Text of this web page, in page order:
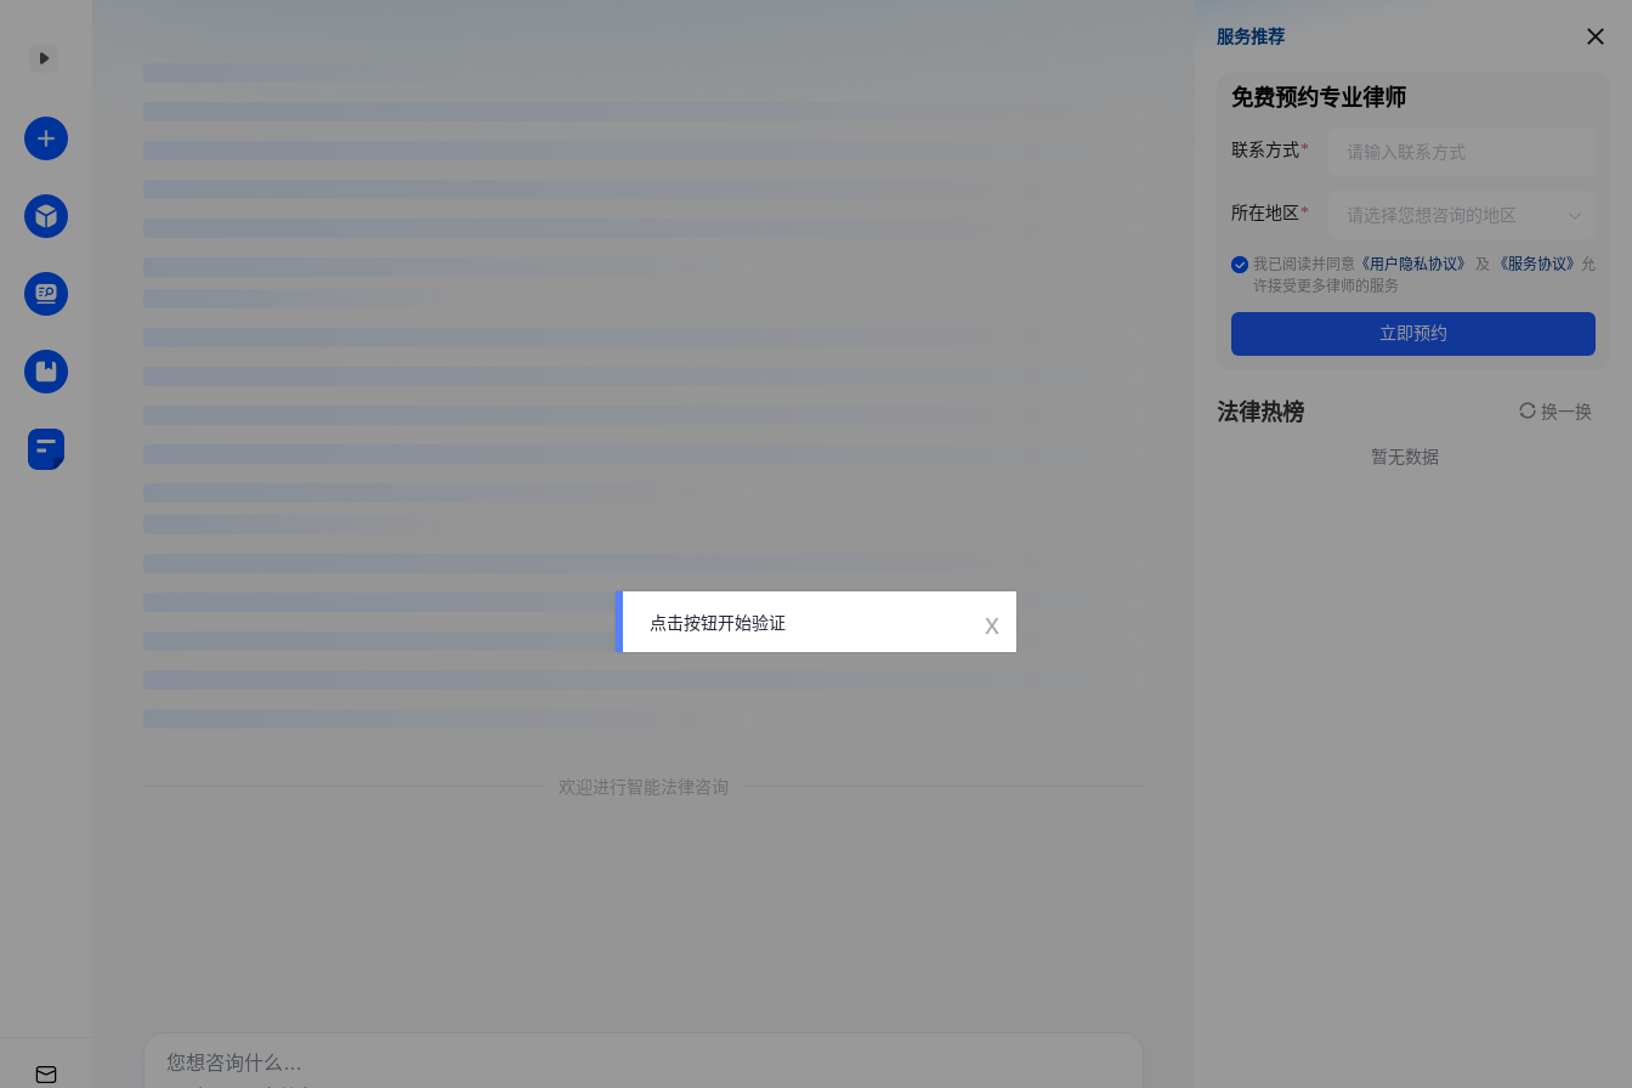
欢迎进行智能法律咨询
服务推荐
服务推荐
免费预约专业律师
联系方式
所在地区
我已阅读并同意 《用户隐私协议》 及 《服务协议》 允
许接受更多律师的服务
立即预约
法律热榜 换一换
暂无数据
点击按钮开始验证 x